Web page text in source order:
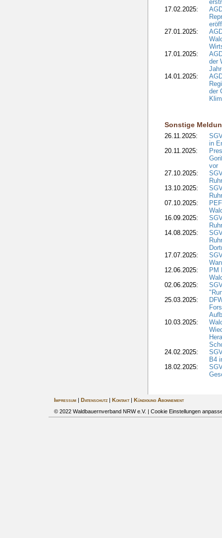
17.02.2025:
27.01.2025:
17.01.2025:
der
14.01.2025:
der
Sonstige
26.11.2025:
in
20.11.2025:
vor
27.10.2025:
13.10.2025:
07.10.2025:
16.09.2025:
14.08.2025:
17.07.2025:
12.06.2025:
PM
02.06.2025:
25.03.2025:
10.03.2025:
24.02.2025:
B4
18.02.2025:
Impressum| Datenschutz| Kontakt|
Kündigung Abonnement
© 2022 Waldbauernverband NRW e.V. | Cookie Einstellungen